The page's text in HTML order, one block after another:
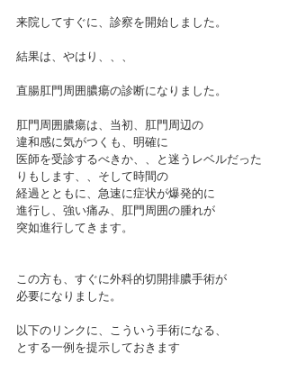
来院してすぐに、診察を開始しました。
結果は、やはり、、、
直腸肛門周囲膿瘍の診断になりました。
肛門周囲膿瘍は、当初、肛門周辺の
違和感に気がつくも、明確に
医師を受診するべきか、、と迷うレベルだった
りもします、、そして時間の
経過とともに、急速に症状が爆発的に
進行し、強い痛み、肛門周囲の腫れが
突如進行してきます。
この方も、すぐに外科的切開排膿手術が
必要になりました。
以下のリンクに、こういう手術になる、
とする一例を提示しておきます